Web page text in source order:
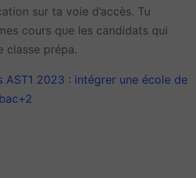
sur ta voie d’accès. Tu
cours que les candidats qui
classe prépa.
AST1 2023 : intégrer une école de